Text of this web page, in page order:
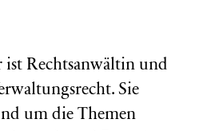
Rechtsanwältin und
Sie
um die Themen